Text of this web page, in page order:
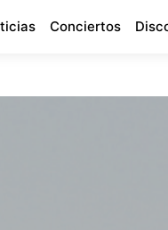
Conciertos